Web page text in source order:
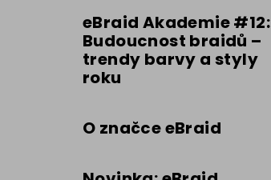
eBraid Akademie #12:
Budoucnost braidů –
trendy barvy a styly
roku
O značce eBraid